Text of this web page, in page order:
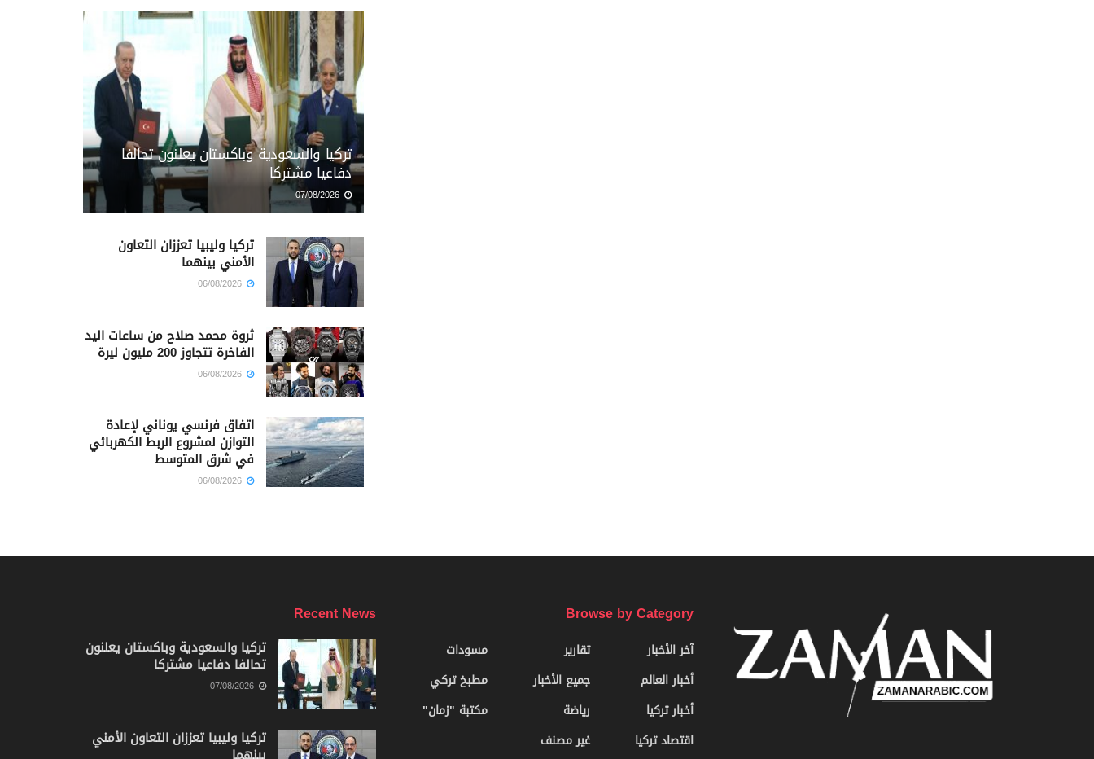
تركيا والسعودية وباكستان يعلنون تحالفا
دفاعيا مشتركا
تركيا وليبيا تعززان التعاون
الأمني بينهما
ثروة محمد صلاح من ساعات اليد
الفاخرة تتجاوز 200 مليون ليرة
اتفاق فرنسي يوناني لإعادة
التوازن لمشروع الربط الكهربائي
في شرق المتوسط
Browse by Category
آخر الأخبار
أخبار العالم
أخبار تركيا
اقتصاد تركيا
تقارير
جميع الأخبار
رياضة
غير مصنف
مسودات
مطبخ تركي
مكتبة "زمان"
Recent News
تركيا والسعودية وباكستان يعلنون
تحالفا دفاعيا مشتركا
تركيا وليبيا تعززان التعاون الأمني